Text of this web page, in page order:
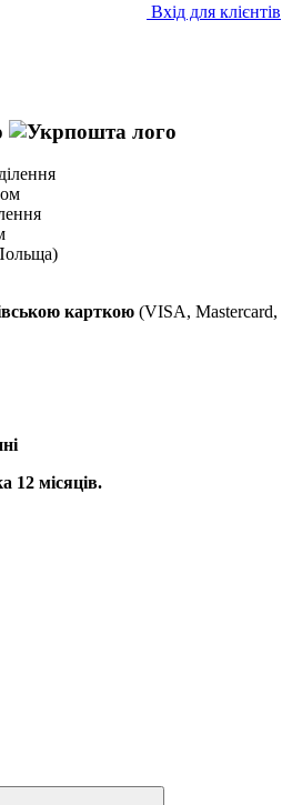
Вхід для клієнтів
карткою (VISA, Mastercard,
12 місяців.